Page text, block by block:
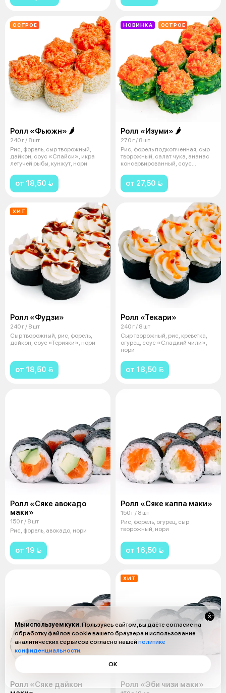
ОСТРОЕ
Ролл «Фьюжн» 🌶
240 г / 8 шт
Рис, форель, сыр творожный,
дайкон, соус «Спайси», икра
летучей рыбы, кунжут, нори
от 18,50 
НОВИНКА ОСТРОЕ
Ролл «Изуми» 🌶
270 г / 8 шт
Рис, форель подкопченная, сыр
творожный, салат чука, ананас
консервированный, соус
от 27,50 
ХИТ
Ролл «Фудзи»
240 г / 8 шт
Сыр творожный, рис, форель,
дайкон, соус «Терияки», нори
от 18,50 
Ролл «Текари»
240 г / 8 шт
Сыр творожный, рис, креветка,
огурец, соус «Сладкий чили»,
нори
от 18,50 
Ролл «Сяке авокадо
маки»
150 г / 8 шт
Рис, форель, авокадо, нори
от 19 
Ролл «Сяке каппа маки»
150 г / 8 шт
Рис, форель, огурец, сыр
творожный, нори
от 16,50 
Ролл «Сяке дайкон
ХИТ
Ролл «Эби чизи маки»
Мы используем куки.Пользуясь сайтом, вы даёте согласие на
обработку файлов cookie вашего браузера и использование
аналитических сервисов согласно нашей политике
конфиденциальности.
ОК